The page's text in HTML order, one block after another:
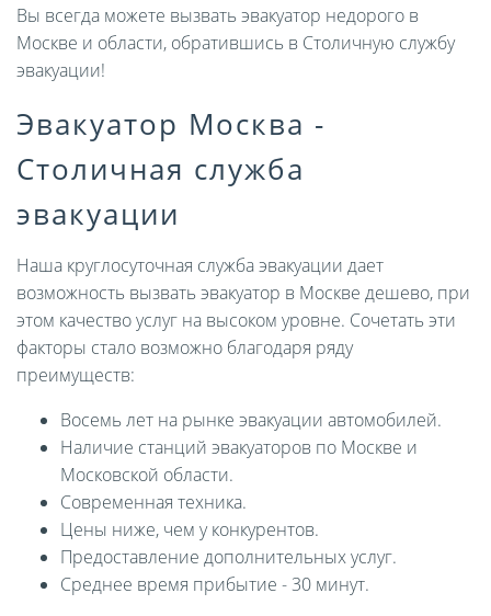
Вы всегда можете вызвать эвакуатор недорого в
Москве и области, обратившись в Столичную службу
эвакуации!
Эвакуатор Москва -
Столичная служба
эвакуации
Наша круглосуточная служба эвакуации дает
возможность вызвать эвакуатор в Москве дешево, при
этом качество услуг на высоком уровне. Сочетать эти
факторы стало возможно благодаря ряду
преимуществ:
Восемь лет на рынке эвакуации автомобилей.
Наличие станций эвакуаторов по Москве и
Московской области.
Современная техника.
Цены ниже, чем у конкурентов.
Предоставление дополнительных услуг.
Среднее время прибытие - 30 минут.